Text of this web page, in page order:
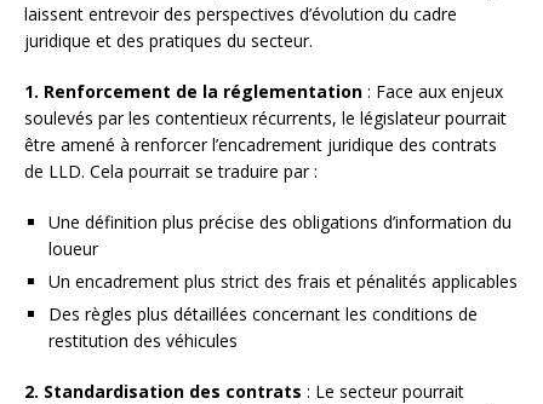
laissent entrevoir des perspectives d’évolution du cadre
juridique et des pratiques du secteur.
1. Renforcement de la réglementation : Face aux enjeux
soulevés par les contentieux récurrents, le législateur pourrait
être amené à renforcer l’encadrement juridique des contrats
de LLD. Cela pourrait se traduire par :
Une définition plus précise des obligations d’information du
loueur
Un encadrement plus strict des frais et pénalités applicables
Des règles plus détaillées concernant les conditions de
restitution des véhicules
2. Standardisation des contrats : Le secteur pourrait